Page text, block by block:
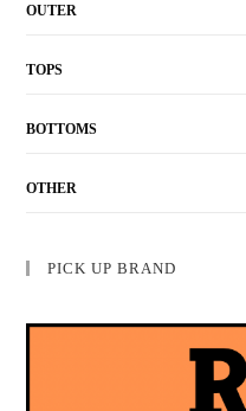
OUTER
TOPS
BOTTOMS
OTHER
PICK UP BRAND